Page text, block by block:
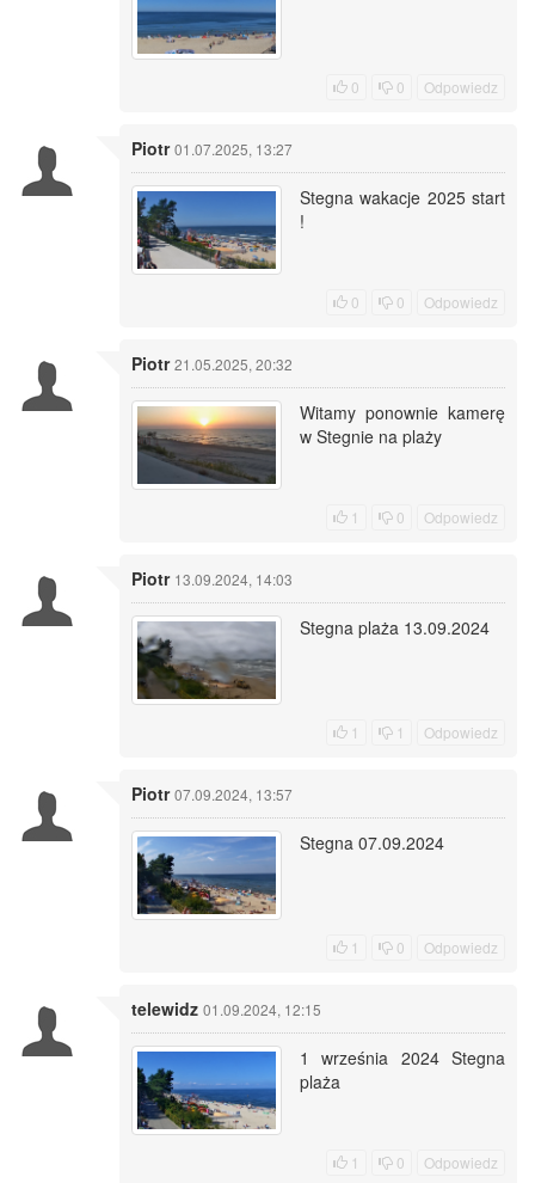
0 0 Odpowiedz
Piotr 01.07.2025, 13:27
Stegna wakacje 2025 start
!
0 0 Odpowiedz
Piotr 21.05.2025, 20:32
Witamy ponownie kamerę
w Stegnie na plaży
1 0 Odpowiedz
Piotr 13.09.2024, 14:03
Stegna plaża 13.09.2024
1 1 Odpowiedz
Piotr 07.09.2024, 13:57
Stegna 07.09.2024
1 0 Odpowiedz
telewidz 01.09.2024, 12:15
1 września 2024 Stegna
plaża
1 0 Odpowiedz